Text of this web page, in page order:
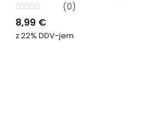
Ocenjeno
0
od
5
(0)
8,99 €
z 22% DDV-jem